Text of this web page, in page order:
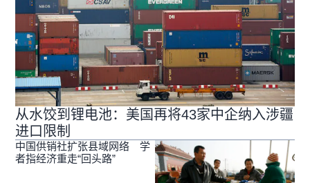
从水饺到锂电池：美国再将43家中企纳入涉疆
进口限制
中国供销社扩张县域网络 学
者指经济重走“回头路”